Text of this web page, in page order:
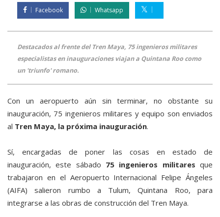
Facebook Whatsapp
Destacados al frente del Tren Maya, 75 ingenieros militares
especialistas en inauguraciones viajan a Quintana Roo como
un 'triunfo' romano.
Con un aeropuerto aún sin terminar, no obstante su
inauguración, 75 ingenieros militares y equipo son enviados
al Tren Maya, la próxima inauguración.
Sí, encargadas de poner las cosas en estado de
inauguración, este sábado 75 ingenieros militares que
trabajaron en el Aeropuerto Internacional Felipe Ángeles
(AIFA) salieron rumbo a Tulum, Quintana Roo, para
integrarse a las obras de construcción del Tren Maya.